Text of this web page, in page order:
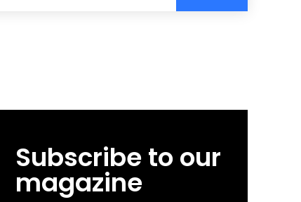
Subscribe to our
magazine